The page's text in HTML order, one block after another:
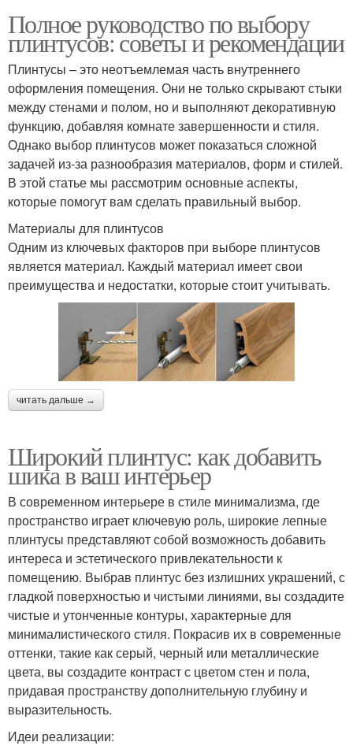
Полное руководство по выбору
плинтусов: советы и рекомендации
Плинтусы – это неотъемлемая часть внутреннего
оформления помещения. Они не только скрывают стыки
между стенами и полом, но и выполняют декоративную
функцию, добавляя комнате завершенности и стиля.
Однако выбор плинтусов может показаться сложной
задачей из-за разнообразия материалов, форм и стилей.
В этой статье мы рассмотрим основные аспекты,
которые помогут вам сделать правильный выбор.
Материалы для плинтусов
Одним из ключевых факторов при выборе плинтусов
является материал. Каждый материал имеет свои
преимущества и недостатки, которые стоит учитывать.
читать дальше →
Широкий плинтус: как добавить
шика в ваш интерьер
В современном интерьере в стиле минимализма, где
пространство играет ключевую роль, широкие лепные
плинтусы представляют собой возможность добавить
интереса и эстетического привлекательности к
помещению. Выбрав плинтус без излишних украшений, с
гладкой поверхностью и чистыми линиями, вы создадите
чистые и утонченные контуры, характерные для
минималистического стиля. Покрасив их в современные
оттенки, такие как серый, черный или металлические
цвета, вы создадите контраст с цветом стен и пола,
придавая пространству дополнительную глубину и
выразительность.
Идеи реализации: